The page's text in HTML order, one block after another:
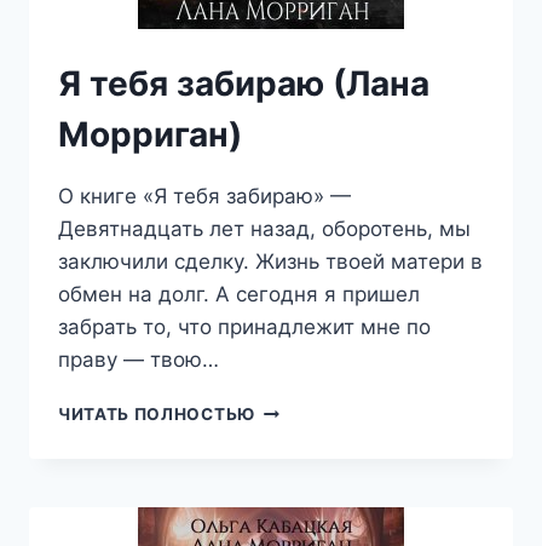
Я тебя забираю (Лана
Морриган)
О книге «Я тебя забираю» —
Девятнадцать лет назад, оборотень, мы
заключили сделку. Жизнь твоей матери в
обмен на долг. А сегодня я пришел
забрать то, что принадлежит мне по
праву — твою…
ЧИТАТЬ ПОЛНОСТЬЮ Я
МОРРИГАН)